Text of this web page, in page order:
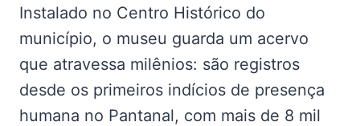
Instalado no Centro Histórico do
município, o museu guarda um acervo
que atravessa milênios: são registros
desde os primeiros indícios de presença
humana no Pantanal, com mais de 8 mil